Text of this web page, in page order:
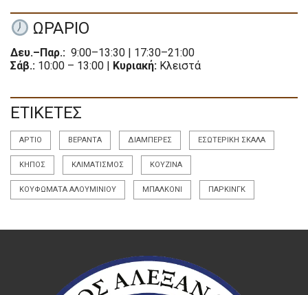
ΩΡΑΡΙΟ
Δευ.–Παρ.: 9:00–13:30 | 17:30–21:00
Σάβ.: 10:00 – 13:00 | Κυριακή: Κλειστά
ΕΤΙΚΕΤΕΣ
ΆΡΤΙΟ ΒΕΡΆΝΤΑ ΔΙΑΜΠΕΡΈΣ ΕΣΩΤΕΡΙΚΉ ΣΚΆΛΑ
ΚΉΠΟΣ ΚΛΙΜΑΤΙΣΜΌΣ ΚΟΥΖΊΝΑ
ΚΟΥΦΏΜΑΤΑ ΑΛΟΥΜΙΝΊΟΥ ΜΠΑΛΚΌΝΙ ΠΆΡΚΙΝΓΚ